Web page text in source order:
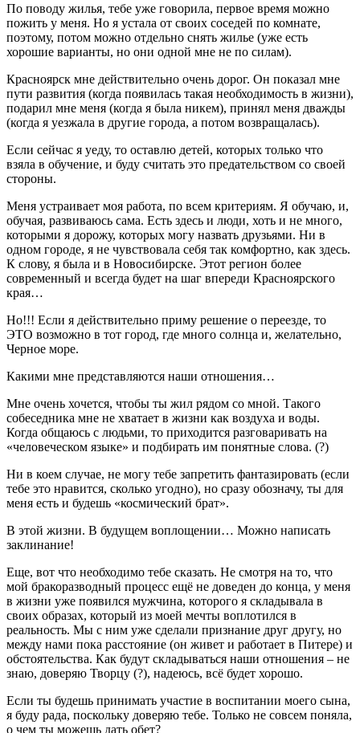
По поводу жилья, тебе уже говорила, первое время можно
пожить у меня. Но я устала от своих соседей по комнате,
поэтому, потом можно отдельно снять жилье (уже есть
хорошие варианты, но они одной мне не по силам).
Красноярск мне действительно очень дорог. Он показал мне
пути развития (когда появилась такая необходимость в жизни),
подарил мне меня (когда я была никем), принял меня дважды
(когда я уезжала в другие города, а потом возвращалась).
Если сейчас я уеду, то оставлю детей, которых только что
взяла в обучение, и буду считать это предательством со своей
стороны.
Меня устраивает моя работа, по всем критериям. Я обучаю, и,
обучая, развиваюсь сама. Есть здесь и люди, хоть и не много,
которыми я дорожу, которых могу назвать друзьями. Ни в
одном городе, я не чувствовала себя так комфортно, как здесь.
К слову, я была и в Новосибирске. Этот регион более
современный и всегда будет на шаг впереди Красноярского
края…
Но!!! Если я действительно приму решение о переезде, то
ЭТО возможно в тот город, где много солнца и, желательно,
Черное море.
Какими мне представляются наши отношения…
Мне очень хочется, чтобы ты жил рядом со мной. Такого
собеседника мне не хватает в жизни как воздуха и воды.
Когда общаюсь с людьми, то приходится разговаривать на
«человеческом языке» и подбирать им понятные слова. (?)
Ни в коем случае, не могу тебе запретить фантазировать (если
тебе это нравится, сколько угодно), но сразу обозначу, ты для
меня есть и будешь «космический брат».
В этой жизни. В будущем воплощении… Можно написать
заклинание!
Еще, вот что необходимо тебе сказать. Не смотря на то, что
мой бракоразводный процесс ещё не доведен до конца, у меня
в жизни уже появился мужчина, которого я складывала в
своих образах, который из моей мечты воплотился в
реальность. Мы с ним уже сделали признание друг другу, но
между нами пока расстояние (он живет и работает в Питере) и
обстоятельства. Как будут складываться наши отношения – не
знаю, доверяю Творцу (?), надеюсь, всё будет хорошо.
Если ты будешь принимать участие в воспитании моего сына,
я буду рада, поскольку доверяю тебе. Только не совсем поняла,
о чем ты можешь дать обет?